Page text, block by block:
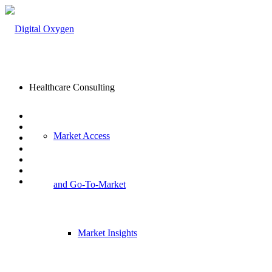
Healthcare Consulting
Market Access
and Go-To-Market
Market Insights